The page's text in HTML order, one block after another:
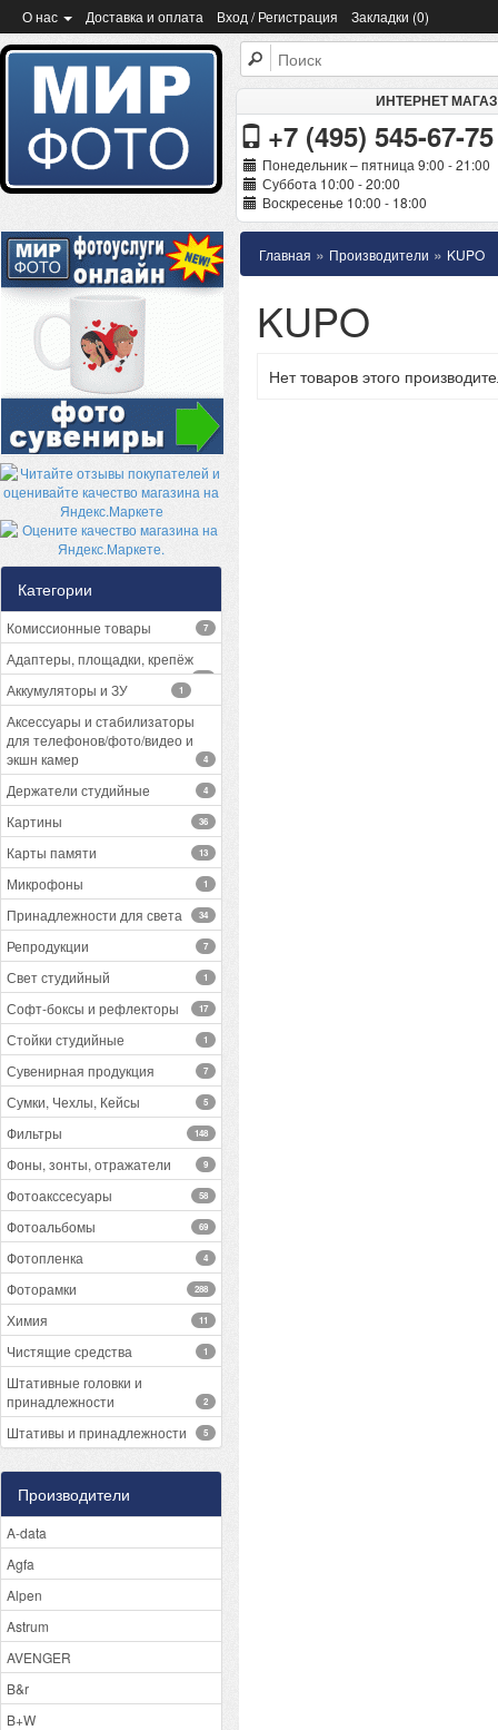
О нас Доставка и оплата Вход / Регистрация Закладки (0)
ИНТЕРНЕТ
+7 (495) 545-67-75
Понедельник – пятница 9:00 - 21:00
Суббота 10:00 - 20:00
Воскресенье 10:00 - 18:00
Категории
Комиссионные товары 7
Адаптеры, площадки, крепёж
13
Аккумуляторы и ЗУ 1
Аксессуары и стабилизаторы
для телефонов/фото/видео и
экшн камер
4
Держатели студийные 4
Картины 36
Карты памяти 13
Микрофоны 1
Принадлежности для света 34
Репродукции 7
Свет студийный 1
Софт-боксы и рефлекторы 17
Стойки студийные 1
Сувенирная продукция 7
Сумки, Чехлы, Кейсы 5
Фильтры 148
Фоны, зонты, отражатели 9
Фотоакссесуары 58
Фотоальбомы 69
Фотопленка 4
Фоторамки 288
Химия 11
Чистящие средства 1
Штативные головки и
принадлежности
2
Штативы и принадлежности 5
Производители
A-data
Agfa
Alpen
Astrum
AVENGER
B&r
B+W
Главная » Производители » KUPO
KUPO
Нет товаров этого